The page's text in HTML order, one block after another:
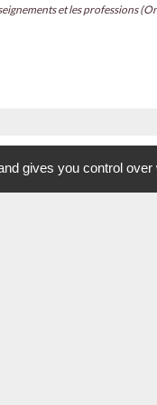
et les professions
gives you control